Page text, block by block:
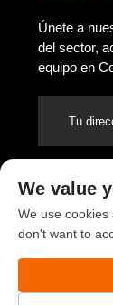
Únete a
del sector,
equipo en
Derechos de
Co., Ltd.
We value
We use
don't want to